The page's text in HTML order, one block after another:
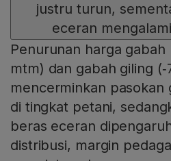
justru turun,
eceran
Penurunan harga gabah
mtm) dan gabah giling
mencerminkan pasokan
di tingkat petani,
beras eceran
distribusi, margin